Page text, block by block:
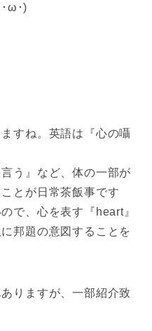
･ω･)
すね。英語は『心の囁
う』など、体の一部が
とが日常茶飯事です
で、心を表す『heart』
邦題の意図することを
りますが、一部紹介致